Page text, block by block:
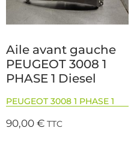
Aile avant gauche
PEUGEOT 3008 1
PHASE 1 Diesel
PEUGEOT 3008 1 PHASE 1
90,00€ TTC